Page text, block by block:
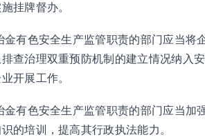
挂牌督办。
金有色安全生产监管职责的部门应当将
查治理双重预防机制的建立情况纳入
开展工作。
金有色安全生产监管职责的部门应当加
的培训，提高其行政执法能力。